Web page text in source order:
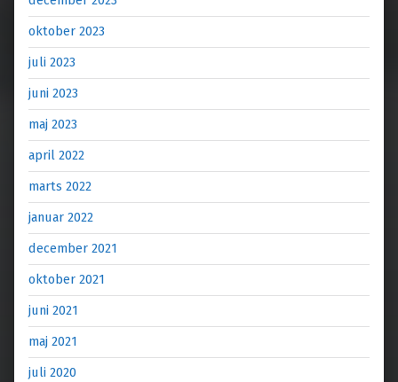
oktober 2023
juli 2023
juni 2023
maj 2023
april 2022
marts 2022
januar 2022
december 2021
oktober 2021
juni 2021
maj 2021
juli 2020